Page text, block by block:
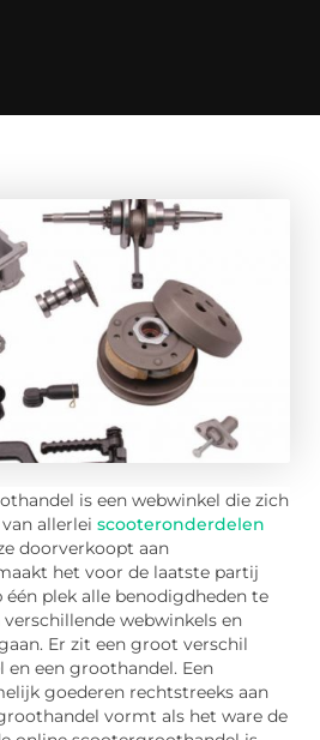
is een webwinkel die zich
allerlei scooteronderdelen
doorverkoopt aan
het voor de laatste partij
plek alle benodigdheden te
webwinkels en
Er zit een groot verschil
en een groothandel. Een
goederen rechtstreeks aan
vormt als het ware de